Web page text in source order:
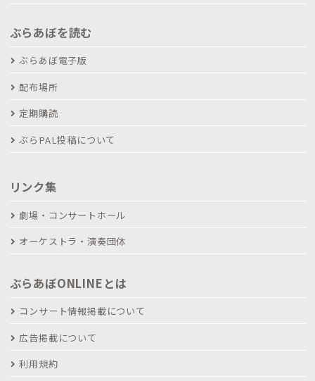
ぶらあぼを読む
ぶらあぼ電子版
配布場所
定期購読
ぶらPAL投稿について
リンク集
劇場・コンサートホール
オーケストラ・演奏団体
ぶらあぼONLINEとは
コンサート情報掲載について
広告掲載について
利用規約